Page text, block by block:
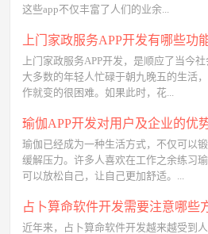
这些app不仅丰富了人们的业余...
上门家政服务APP开发有哪些功
上门家政服务APP开发，是顺应了当今社
大多数的年轻人忙碌于朝九晚五的生活
作就变的很困难。如果此时，花...
瑜伽APP开发对用户及企业的优
瑜伽已经成为一种生活方式，不仅可以
缓解压力。许多人喜欢在工作之余练习
可以放松自己，让自己更加舒适。...
占卜算命软件开发需要注意哪些
近年来，占卜算命软件开发越来越受到